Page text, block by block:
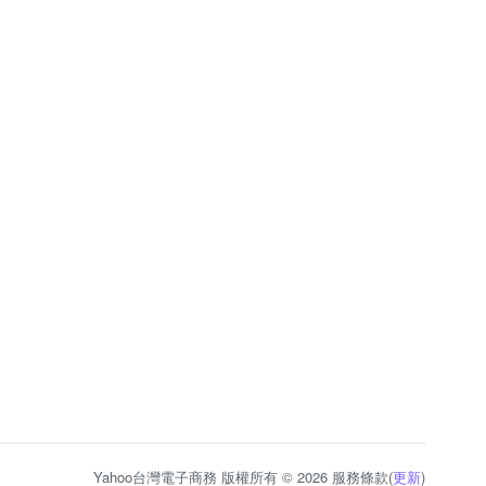
Yahoo台灣電子商務 版權所有 © 2026 服務條款(更新)